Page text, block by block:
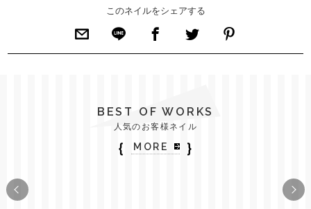
このネイルをシェアする
BEST OF WORKS
人気のお客様ネイル
｛ MORE ｝